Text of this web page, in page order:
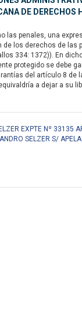
DE DERECHOS
penales, una
los derechos de
334: 1372)). En
protegido se debe
del artículo 8 de
a dejar a su
EXPTE Nº 33135
SELZER S/